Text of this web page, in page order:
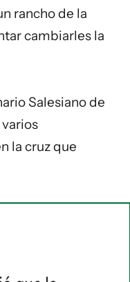
rancho de la
cambiarles la
Salesiano de
la cruz que